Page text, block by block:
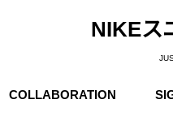
NIKEス
COLLABORATION